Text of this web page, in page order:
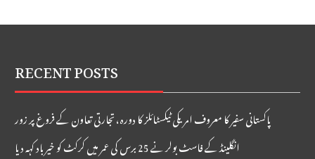
RECENT POSTS
پاکستانی سفیر کا معروف امریکی ٹیکسٹائلز کا دورہ، تجارتی تعاون کے فروغ پر زور
انگلینڈ کے فاسٹ بولر نے 25 برس کی عمر میں کرکٹ کو خیر باد کہہ دیا